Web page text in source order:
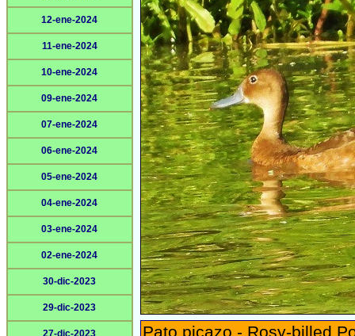
12-ene-2024
11-ene-2024
10-ene-2024
09-ene-2024
07-ene-2024
06-ene-2024
05-ene-2024
04-ene-2024
03-ene-2024
02-ene-2024
30-dic-2023
29-dic-2023
27-dic-2023 Pato picazo - Rosy-billed